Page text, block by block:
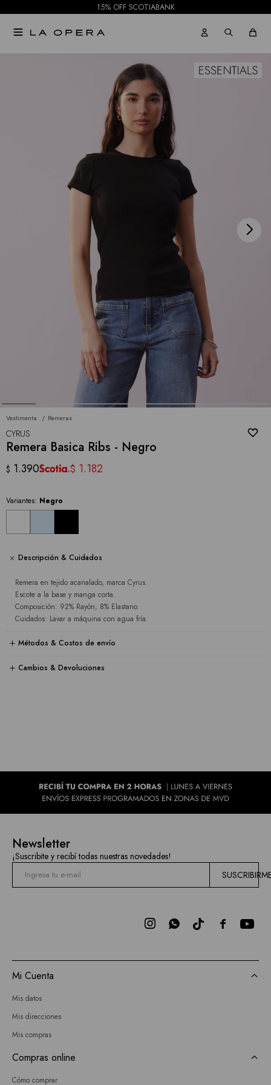
15% OFF SCOTIABANK

Vestimenta Remeras
CYRUS
Remera Basica Ribs - Negro
$ 1.390 $ 1.182
Variantes: Negro
Descripción & Cuidados
Remera en tejido acanalado, marca Cyrus.
Escote a la base y manga corta.
Composición: 92% Rayón, 8% Elastano.
Cuidados: Lavar a máquina con agua fría.
Métodos & Costos de envío
Cambios & Devoluciones
NOTIFICARME
Newsletter
¡Suscribite y recibí todas nuestras novedades!

 
Mi Cuenta
Mis datos
Mis direcciones
Mis compras
Compras online
Cómo comprar